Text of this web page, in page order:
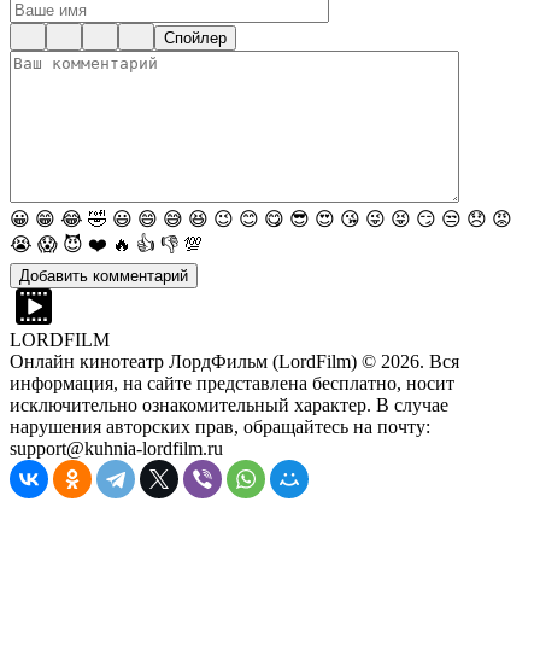
Спойлер
😀 😁 😂 🤣 😃 😄 😅 😆 😉 😊 😋 😎 😍 😘 😜 😝 😏 😒 😞 😡
😭 😱 😈 ❤️ 🔥 👍 👎 💯
LORDFILM
Онлайн кинотеатр ЛордФильм (LordFilm) © 2026. Вся
информация, на сайте представлена бесплатно, носит
исключительно ознакомительный характер. В случае
нарушения авторских прав, обращайтесь на почту:
support@kuhnia-lordfilm.ru